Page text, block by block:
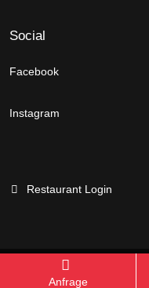
Anfrage
Social
Facebook
Instagram
Restaurant Login
Branchenportal Software
Aktuelle Version: 14.13.0